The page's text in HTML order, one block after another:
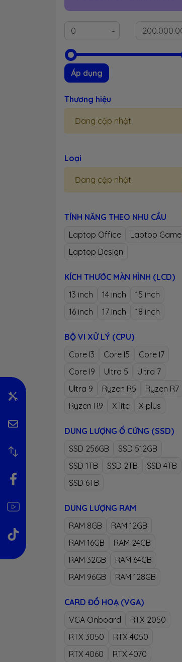
Áp dụng
Thương hiệu
Đang cập nhật
Loại
Đang cập nhật
TÍNH NĂNG THEO NHU CẦU
Laptop Office
Laptop Game
Laptop Design
KÍCH THƯỚC MÀN HÌNH (LCD)
13 inch
14 inch
15 inch
16 inch
17 inch 18 inch
BỘ VI XỬ LÝ (CPU)
Core I3
Core I5
Core I7
Core I9
Ultra 5
Ultra 7
Ultra 9
Ryzen R5
Ryzen R7
Ryzen R9
X lite X plus
DUNG LƯỢNG Ổ CỨNG (SSD)
SSD 256GB
SSD 512GB
SSD 1TB
SSD 2TB
SSD 4TB
SSD 6TB
DUNG LƯỢNG RAM
RAM 8GB
RAM 12GB
RAM 16GB
RAM 24GB
RAM 32GB
RAM 64GB
RAM 96GB
RAM 128GB
CARD ĐỒ HOẠ (VGA)
VGA Onboard
RTX 2050
RTX 3050
RTX 4050
RTX 4060
RTX 4070